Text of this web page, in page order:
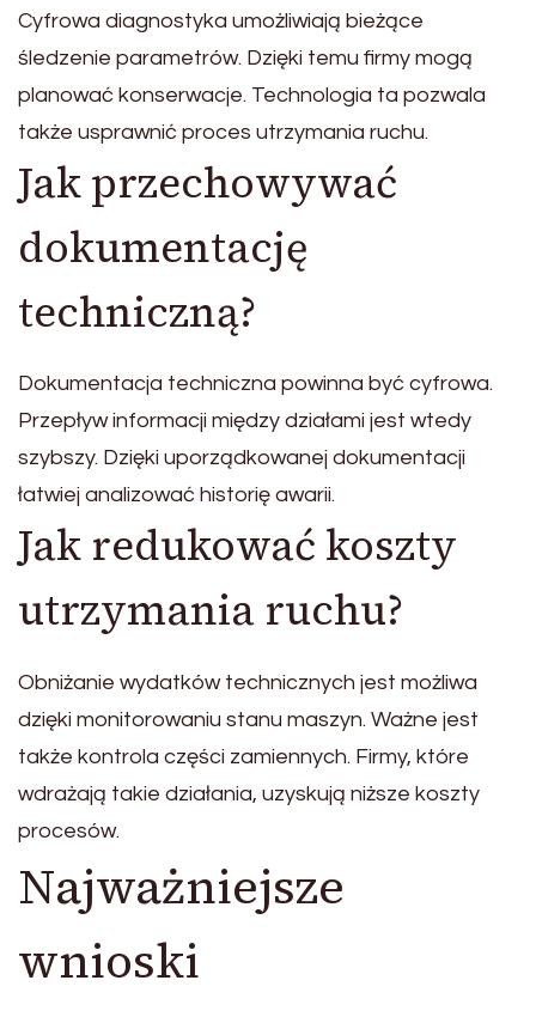
Cyfrowa diagnostyka umożliwiają bieżące
śledzenie parametrów. Dzięki temu firmy mogą
planować konserwacje. Technologia ta pozwala
także usprawnić proces utrzymania ruchu.
Jak przechowywać
dokumentację
techniczną?
Dokumentacja techniczna powinna być cyfrowa.
Przepływ informacji między działami jest wtedy
szybszy. Dzięki uporządkowanej dokumentacji
łatwiej analizować historię awarii.
Jak redukować koszty
utrzymania ruchu?
Obniżanie wydatków technicznych jest możliwa
dzięki monitorowaniu stanu maszyn. Ważne jest
także kontrola części zamiennych. Firmy, które
wdrażają takie działania, uzyskują niższe koszty
procesów.
Najważniejsze
wnioski